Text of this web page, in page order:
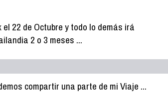
22 de Octubre y todo lo demás irá
2 o 3 meses ...
compartir una parte de mi Viaje ...